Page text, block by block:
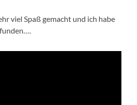
viel Spaß gemacht und ich habe